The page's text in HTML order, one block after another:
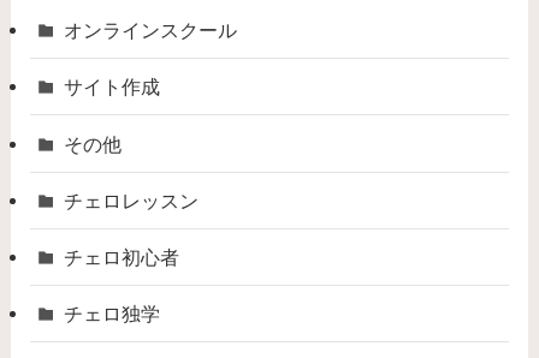
オンラインスクール
サイト作成
その他
チェロレッスン
チェロ初心者
チェロ独学